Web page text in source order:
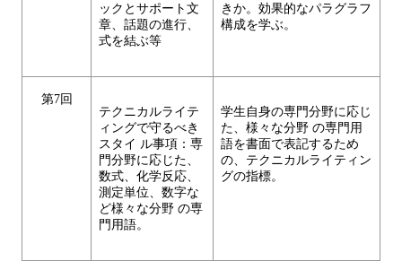
ックとサポート文
章、話題の進行、
式を結ぶ等
きか。効果的なパラグラフ
構成を学ぶ。
第7回
テクニカルライテ
ィングで守るべき
スタイ ル事項：専
門分野に応じた、
数式、化学反応、
測定単位、数字な
ど様々な分野 の専
門用語。
学生自身の専門分野に応じ
た、様々な分野 の専門用
語を書面で表記するため
の、テクニカルライティン
グの指標。